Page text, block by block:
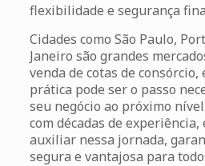
flexibilidade e segurança
Cidades como São Paulo,
Janeiro são grandes
venda de cotas de
prática pode ser o passo
seu negócio ao próximo
com décadas de
auxiliar nessa jornada,
segura e vantajosa para